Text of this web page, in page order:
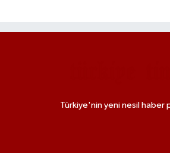
Türkiye'nin yeni nesil haber